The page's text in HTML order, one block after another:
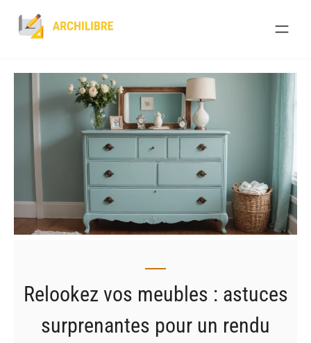
Relookez vos meubles : astuces
surprenantes pour un rendu